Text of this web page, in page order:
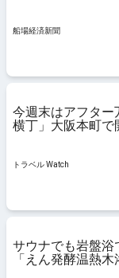
船場経済新聞
今週末はアフタ
横丁」大阪本町で
トラベル Watch
サウナでも岩盤浴
「えん発酵温熱